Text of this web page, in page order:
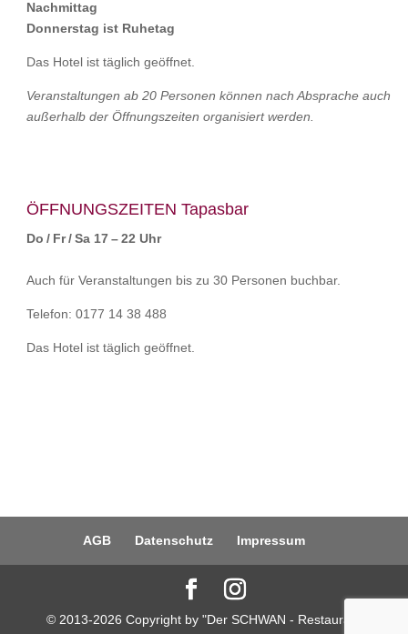
Nachmittag
Donnerstag ist Ruhetag
Das Hotel ist täglich geöffnet.
Veranstaltungen ab 20 Personen können nach Absprache auch
außerhalb der Öffnungszeiten organisiert werden.
ÖFFNUNGSZEITEN Tapasbar
Do / Fr / Sa 17 – 22 Uhr
Auch für Veranstaltungen bis zu 30 Personen buchbar.
Telefon: 0177 14 38 488
Das Hotel ist täglich geöffnet.
AGB Datenschutz Impressum
© 2013-2026 Copyright by "Der SCHWAN - Restaurant